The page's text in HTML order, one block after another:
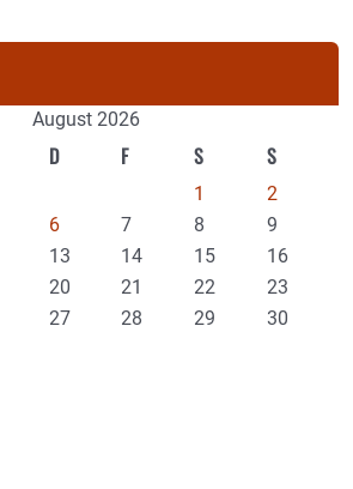
August 2026
D F S S
1
2
6 7 8
9
13 14 15
16
20 21 22
23
27 28 29
30